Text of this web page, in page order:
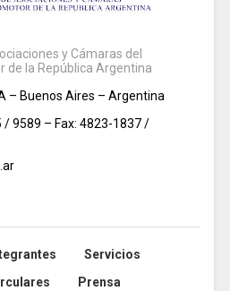
y Cámaras del
de la República Argentina
– Buenos Aires – Argentina
9589 – Fax: 4823-1837 /
Servicios
Prensa